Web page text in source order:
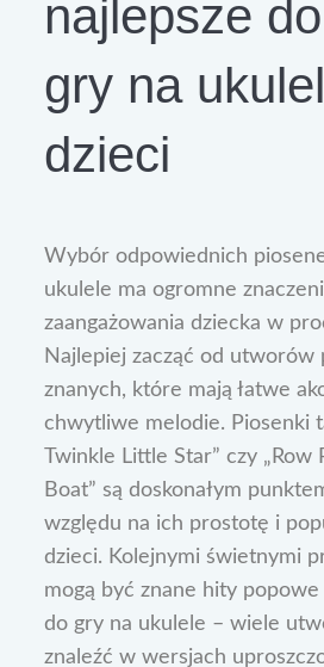
najlepsze
gry na
dzieci
Wybór odpowiednich
ukulele ma ogromne
zaangażowania dziecka w
Najlepiej zacząć od utworów
znanych, które mają łatwe
chwytliwe melodie. Piosenki
Twinkle Little Star” czy „Row
Boat” są doskonałym
względu na ich prostotę i
dzieci. Kolejnymi świetnymi
mogą być znane hity
do gry na ukulele – wiele
znaleźć w wersjach